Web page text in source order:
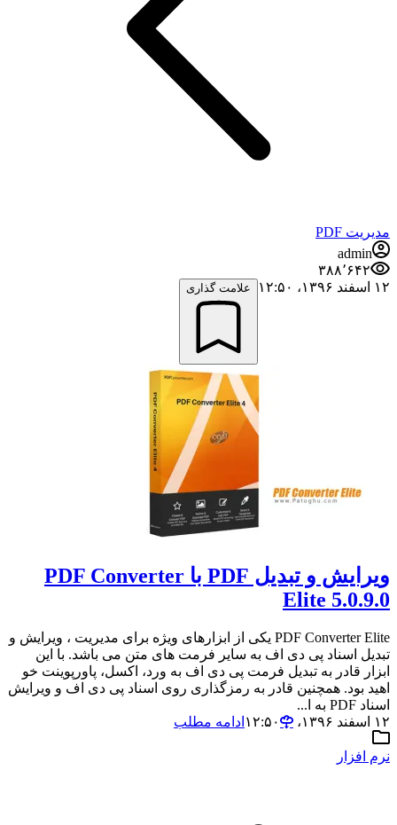
مدیریت PDF
admin
۳۸۸٬۶۴۲
۱۲ اسفند ۱۳۹۶،‏ ۱۲:۵۰
علامت گذاری
ویرایش و تبدیل PDF با PDF Converter
Elite 5.0.9.0
PDF Converter Elite یکی از ابزارهای ویژه برای مدیریت ، ویرایش و
تبدیل اسناد پی دی اف به سایر فرمت های متن می باشد. با این
ابزار قادر به تبدیل فرمت پی دی اف به ورد، اکسل، پاورپوینت خو
اهید بود. همچنین قادر به رمزگذاری روی اسناد پی دی اف و ویرایش
اسناد PDF به ا...
۱۲ اسفند ۱۳۹۶،‏ ۱۲:۵۰
ادامه مطلب
نرم افزار